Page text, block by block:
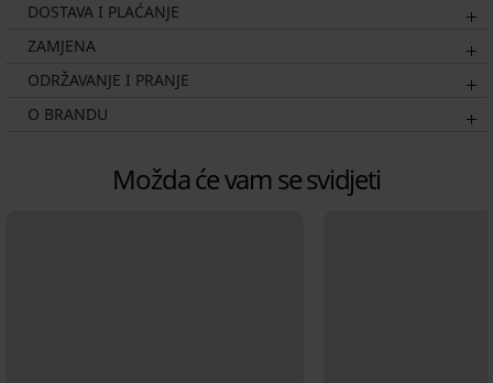
DOSTAVA I PLAĆANJE
ZAMJENA
ODRŽAVANJE I PRANJE
O BRANDU
Možda će vam se svidjeti